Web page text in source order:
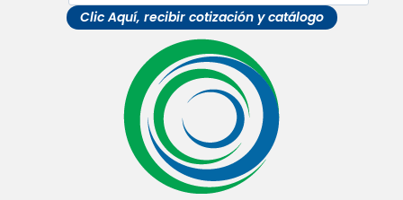
Clic Aquí, recibir cotización y catálogo